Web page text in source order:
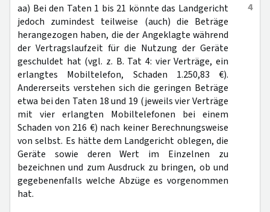
4
aa) Bei den Taten 1 bis 21 könnte das Landgericht
jedoch zumindest teilweise (auch) die Beträge
herangezogen haben, die der Angeklagte während
der Vertragslaufzeit für die Nutzung der Geräte
geschuldet hat (vgl. z. B. Tat 4: vier Verträge, ein
erlangtes Mobiltelefon, Schaden 1.250,83 €).
Andererseits verstehen sich die geringen Beträge
etwa bei den Taten 18 und 19 (jeweils vier Verträge
mit vier erlangten Mobiltelefonen bei einem
Schaden von 216 €) nach keiner Berechnungsweise
von selbst. Es hätte dem Landgericht oblegen, die
Geräte sowie deren Wert im Einzelnen zu
bezeichnen und zum Ausdruck zu bringen, ob und
gegebenenfalls welche Abzüge es vorgenommen
hat.